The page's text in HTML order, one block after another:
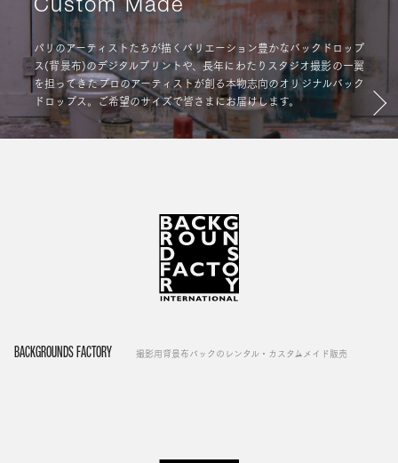
Custom Made
パリのアーティストたちが描くバリエーション豊かなバックドロップ
ス(背景布)のデジタルプリントや、長年にわたりスタジオ撮影の一翼
を担ってきたプロのアーティストが創る本物志向のオリジナルバック
ドロップス。ご希望のサイズで皆さまにお届けします。
BACKGROUNDS FACTORY 撮影用背景布バックのレンタル・カスタムメイド販売